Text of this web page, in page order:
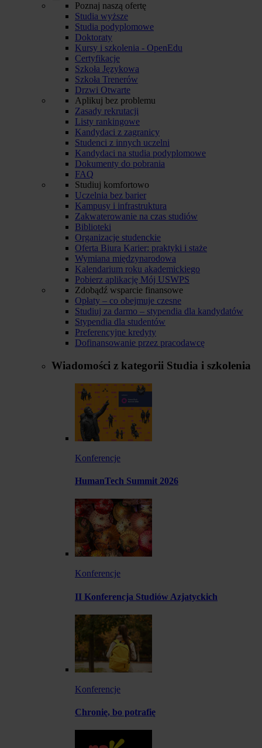
Poznaj naszą ofertę
Studia wyższe
Studia podyplomowe
Doktoraty
Kursy i szkolenia - OpenEdu
Certyfikacje
Szkoła Językowa
Szkoła Trenerów
Drzwi Otwarte
Aplikuj bez problemu
Zasady rekrutacji
Listy rankingowe
Kandydaci z zagranicy
Studenci z innych uczelni
Kandydaci na studia podyplomowe
Dokumenty do pobrania
FAQ
Studiuj komfortowo
Uczelnia bez barier
Kampusy i infrastruktura
Zakwaterowanie na czas studiów
Biblioteki
Organizacje studenckie
Oferta Biura Karier: praktyki i staże
Wymiana międzynarodowa
Kalendarium roku akademickiego
Pobierz aplikację Mój USWPS
Zdobądź wsparcie finansowe
Opłaty – co obejmuje czesne
Studiuj za darmo – stypendia dla kandydatów
Stypendia dla studentów
Preferencyjne kredyty
Dofinansowanie przez pracodawcę
Wiadomości z kategorii Studia i szkolenia
Konferencje
HumanTech Summit 2026
Konferencje
II Konferencja Studiów Azjatyckich
Konferencje
Chronię, bo potrafię